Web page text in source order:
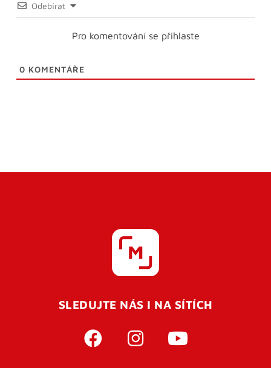
Odebírat
Pro komentování se přihlaste
0 KOMENTÁŘE
SLEDUJTE NÁS I NA SÍTÍCH